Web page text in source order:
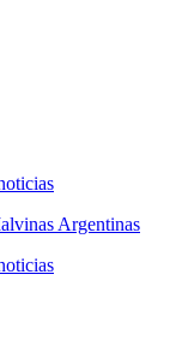
Argentinas